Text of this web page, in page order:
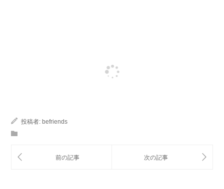
投稿者: befriends